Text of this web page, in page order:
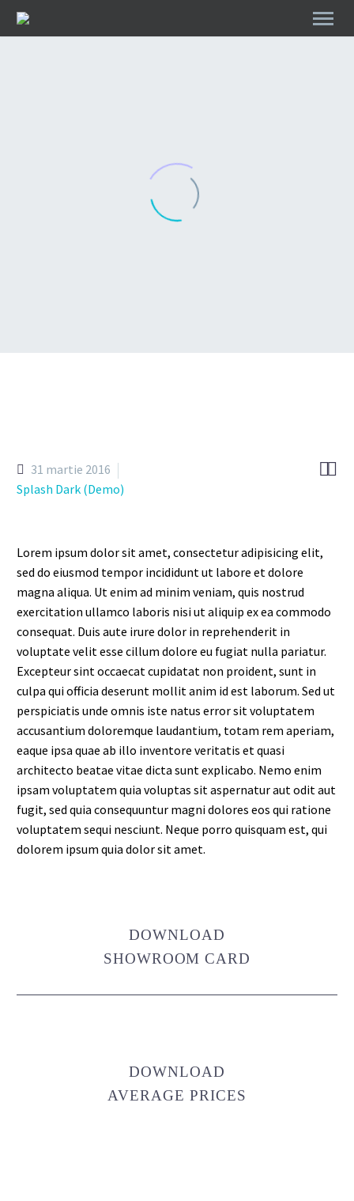

31 martie 2016
Splash Dark (Demo)
Lorem ipsum dolor sit amet, consectetur adipisicing elit,
sed do eiusmod tempor incididunt ut labore et dolore
magna aliqua. Ut enim ad minim veniam, quis nostrud
exercitation ullamco laboris nisi ut aliquip ex ea commodo
consequat. Duis aute irure dolor in reprehenderit in
voluptate velit esse cillum dolore eu fugiat nulla pariatur.
Excepteur sint occaecat cupidatat non proident, sunt in
culpa qui officia deserunt mollit anim id est laborum. Sed ut
perspiciatis unde omnis iste natus error sit voluptatem
accusantium doloremque laudantium, totam rem aperiam,
eaque ipsa quae ab illo inventore veritatis et quasi
architecto beatae vitae dicta sunt explicabo. Nemo enim
ipsam voluptatem quia voluptas sit aspernatur aut odit aut
fugit, sed quia consequuntur magni dolores eos qui ratione
voluptatem sequi nesciunt. Neque porro quisquam est, qui
dolorem ipsum quia dolor sit amet.
DOWNLOAD
SHOWROOM CARD
DOWNLOAD
AVERAGE PRICES